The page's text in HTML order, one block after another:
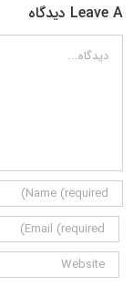
Leave A دیدگاه
دیدگاه